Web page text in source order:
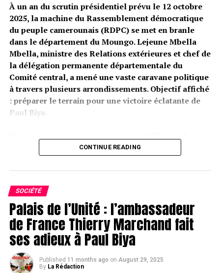
À un an du scrutin présidentiel prévu le 12 octobre
2025, la machine du Rassemblement démocratique
du peuple camerounais (RDPC) se met en branle
dans le département du Moungo. Lejeune Mbella
Mbella, ministre des Relations extérieures et chef de
la délégation permanente départementale du
Comité central, a mené une vaste caravane politique
à travers plusieurs arrondissements. Objectif affiché
: préparer le terrain pour une victoire éclatante de
Paul Biya.
Une caravane pour remobiliser la
base du RDPC
tournée de Lejeune Mbella Mbella s’est poursuivie ce
week-end dans les grandes localités du Moungo.
Partout, la même mission :rallier et galvaniser les
militantsautour de la candidature de Paul Biya à la
présidentielle 2025.
Le ministre ne s’est pas déplacé seul. À ses côtés,
plusieurs cadres du parti : le sénateur Siegfried Étamé
CONTINUE READING
SOCIÉTÉ
Palais de l’Unité : l’ambassadeur
de France Thierry Marchand fait
ses adieux à Paul Biya
Published 11 months ago on August 29, 2025
By La Rédaction